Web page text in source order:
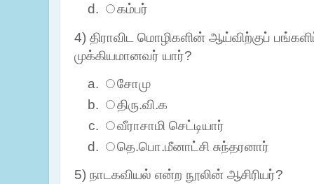
கம்பர்
4) திராவிட மொழிகளின் ஆய்விற்குப்
முக்கியமானவர் யார்?
சோமு
திரு.வி.க
வீராசாமி செட்டியார்
தெ.பொ.மீனாட்சி சுந்தரனார்
5) நாடகவியல் என்ற நூலின் ஆசிரியர்?